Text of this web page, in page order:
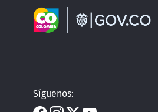
Síguenos: